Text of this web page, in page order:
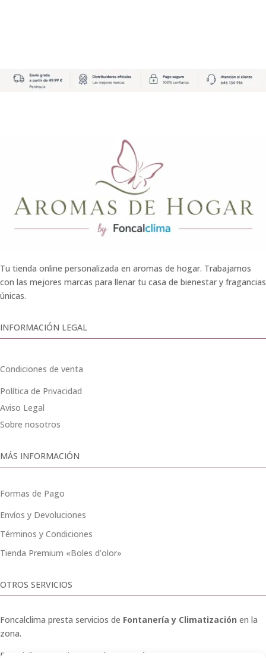
Tu tienda online personalizada en aromas de hogar. Trabajamos
con las mejores marcas para llenar tu casa de bienestar y fragancias
únicas.
INFORMACIÓN LEGAL
Condiciones de venta
Política de Privacidad
Aviso Legal
Sobre nosotros
MÁS INFORMACIÓN
Formas de Pago
Envíos y Devoluciones
Términos y Condiciones
Tienda Premium «Boles d’olor»
OTROS SERVICIOS
Foncalclima presta servicios de Fontanería y Climatización en la
zona.
Especialistas en sistemas de
Osmosis